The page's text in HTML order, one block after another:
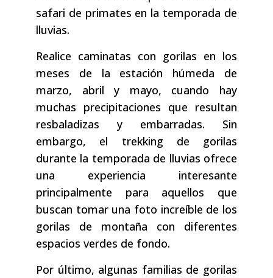
safari de primates en la temporada de
lluvias.
Realice caminatas con gorilas en los
meses de la estación húmeda de
marzo, abril y mayo, cuando hay
muchas precipitaciones que resultan
resbaladizas y embarradas. Sin
embargo, el trekking de gorilas
durante la temporada de lluvias ofrece
una experiencia interesante
principalmente para aquellos que
buscan tomar una foto increíble de los
gorilas de montaña con diferentes
espacios verdes de fondo.
Por último, algunas familias de gorilas